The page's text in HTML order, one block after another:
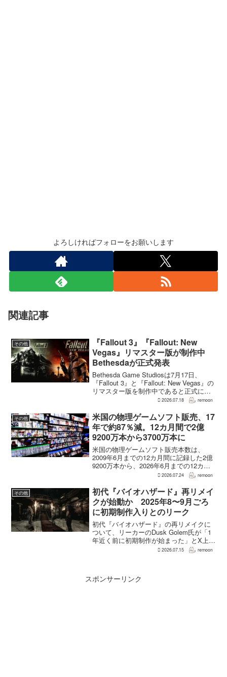
よろしければフォローをお願いします
関連記事
その他
『Fallout 3』『Fallout: New
Vegas』リマスター版が制作中
Bethesdaが正式発表
Bethesda Game Studiosは7月17日、
『Fallout 3』と『Fallout: New Vegas』の
リマスター版を制作中であると正式に発
表した。同社は今後のプロジェクトを紹
が過去の『...
2026.07.18 remoon
その他
米国の物理ゲームソフト販売、17
年で約87％減。12カ月間で2億
9200万本から3700万本に
米国の物理ゲームソフト販売本数は、
2009年6月までの12カ月間に記録した2億
9200万本から、2026年6月までの12カ月
間には3700万本まで減少した。市場調査
2億5500万本、約87％の減...
2026.07.24 remoon
その他
初代『バイオハザード』再リメイ
クが始動か 2025年8〜9月ごろ
に初期制作入りとのリーク
初代『バイオハザード』の再リメイクに
ついて、リーカーのDusk Golem氏が「1
年近く前に初期制作が始まった」とX上で
述べた。同氏によれば、プリプロダクシ
2026.07.15 remoon
スポンサーリンク